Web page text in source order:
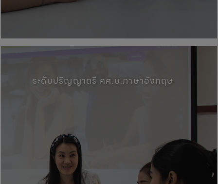
คณะศิลปศาสตร์, มหาวิทยาลัยพะ
ระดับปริญญาตรี ศศ.บ.ภาษาอังกฤษ